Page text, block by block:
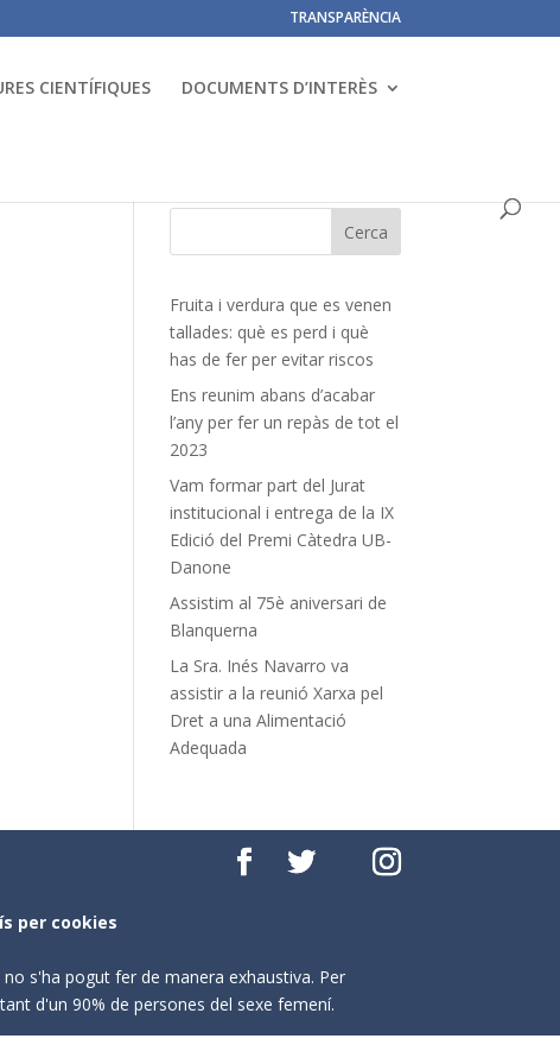
TRANSPARÈNCIA
CIENTÍFIQUES DOCUMENTS D’INTERÈS
Fruita i verdura que es venen
tallades: què es perd i què
has de fer per evitar riscos
Ens reunim abans d’acabar
l’any per fer un repàs de tot el
2023
Vam formar part del Jurat
institucional i entrega de la IX
Edició del Premi Càtedra UB-
Danone
Assistim al 75è aniversari de
Blanquerna
La Sra. Inés Navarro va
assistir a la reunió Xarxa pel
Dret a una Alimentació
Adequada
per cookies
s'ha pogut fer de manera exhaustiva. Per
d'un 90% de persones del sexe femení.